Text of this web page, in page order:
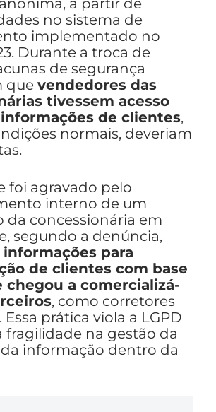
a partir de
no sistema de
implementado no
Durante a troca de
de segurança
que vendedores das
tivessem acesso
de clientes,
normais, deveriam
foi agravado pelo
interno de um
da concessionária em
segundo a denúncia,
para
de clientes com base
chegou a comercializá-
, como corretores
prática viola a LGPD
fragilidade na gestão da
informação dentro da